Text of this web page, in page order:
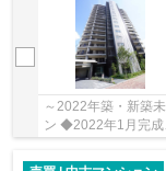
～2022年築・新築
ン ◆2022年1月完成、新築未入居物件（非分譲住戸）バルコニーが2面